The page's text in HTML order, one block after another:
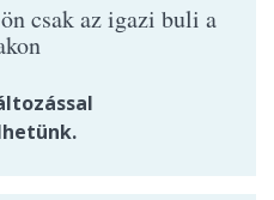
csak az igazi buli a